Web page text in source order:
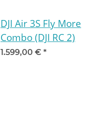
DJI Air 3S Fly More
Combo (DJI RC 2)
1.599,00 € *